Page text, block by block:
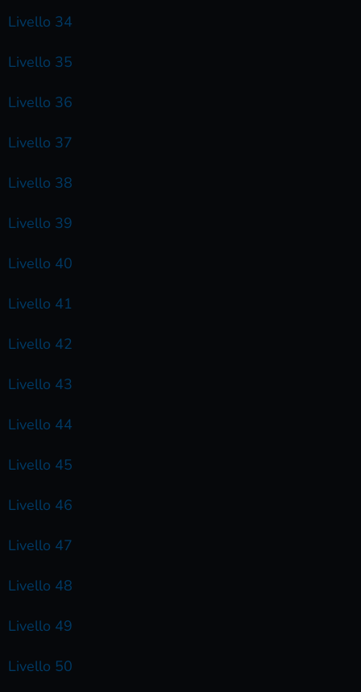
Livello 34
Livello 35
Livello 36
Livello 37
Livello 38
Livello 39
Livello 40
Livello 41
Livello 42
Livello 43
Livello 44
Livello 45
Livello 46
Livello 47
Livello 48
Livello 49
Livello 50